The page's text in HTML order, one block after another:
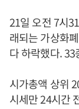
21일 오전 7시
래되는 가상화
다 하락했다.
시가총액 상위
시세만 24시간